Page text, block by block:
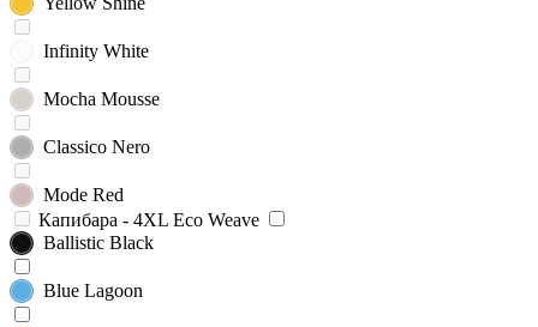
Infinity White
Mocha Mousse
Classico Nero
Mode Red
Капибара - 4XL Eco Weave
Ballistic Black
Blue Lagoon